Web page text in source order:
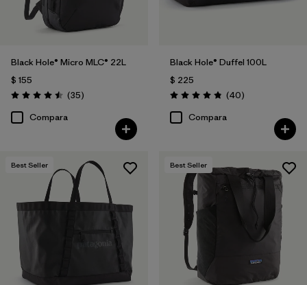
Black Hole® Micro MLC® 22L
$ 155
Valoración: 4.5 / 5
(35Comentarios
)
Compara
Black Hole® Duffel 100L
$ 225
Valoración: 4.8 / 5
(40Comentarios
)
Compara
Best Seller Best Seller